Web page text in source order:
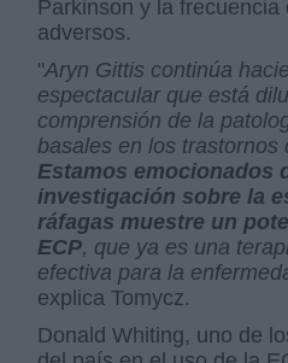
Parkinson y la frecuencia
adversos.
"Aryn Gittis continúa
espectacular que está
comprensión de la
basales en los trastornos
Estamos emocionados
investigación sobre la
ráfagas muestre un
ECP, que ya es una
efectiva para la
explica Tomycz.
Donald Whiting, uno de